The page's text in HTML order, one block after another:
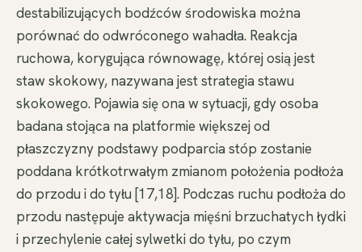
destabilizujących bodźców środowiska można
porównać do odwróconego wahadła. Reakcja
ruchowa, korygująca równowagę, której osią jest
staw skokowy, nazywana jest strategia stawu
skokowego. Pojawia się ona w sytuacji, gdy osoba
badana stojąca na platformie większej od
płaszczyzny podstawy podparcia stóp zostanie
poddana krótkotrwałym zmianom położenia podłoża
do przodu i do tyłu [17,18]. Podczas ruchu podłoża do
przodu następuje aktywacja mięśni brzuchatych łydki
i przechylenie całej sylwetki do tyłu, po czym